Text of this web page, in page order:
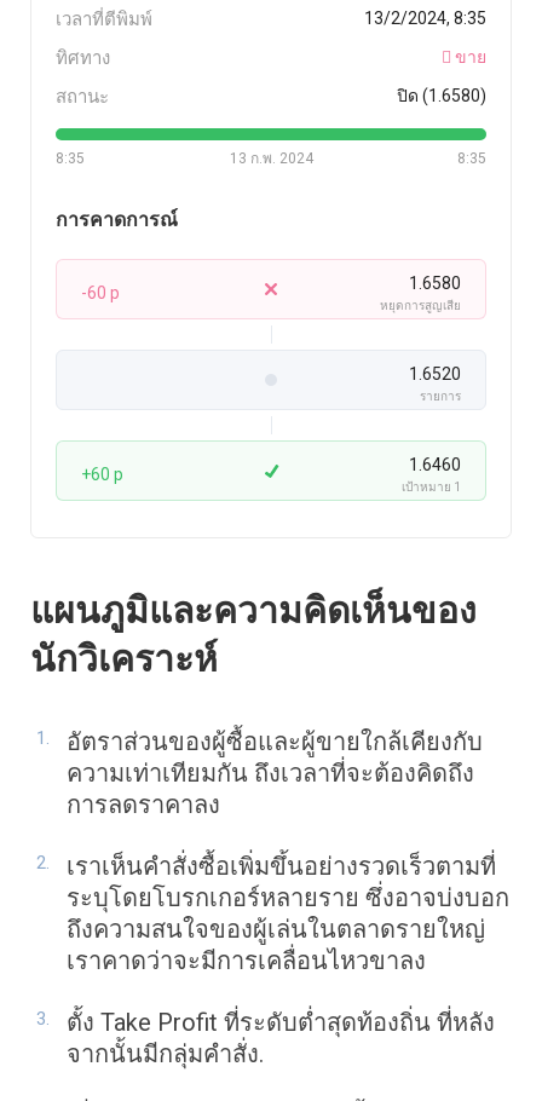
เวลาที่ตีพิมพ์ 13/2/2024, 8:35
ทิศทาง ขาย
สถานะ ปิด (1.6580)
8:35 8:35
13 ก.พ. 2024
การคาดการณ์
-60 p 1.6580
หยุดการสูญเสีย
1.6520
รายการ
+60 p 1.6460
เป้าหมาย 1
แผนภูมิและความคิดเห็นของ
นักวิเคราะห์
อัตราส่วนของผู้ซื้อและผู้ขายใกล้เคียงกับ
ความเท่าเทียมกัน ถึงเวลาที่จะต้องคิดถึง
การลดราคาลง
เราเห็นคำสั่งซื้อเพิ่มขึ้นอย่างรวดเร็วตามที่
ระบุโดยโบรกเกอร์หลายราย ซึ่งอาจบ่งบอก
ถึงความสนใจของผู้เล่นในตลาดรายใหญ่
เราคาดว่าจะมีการเคลื่อนไหวขาลง
ตั้ง Take Profit ที่ระดับต่ำสุดท้องถิ่น ที่หลัง
จากนั้นมีกลุ่มคำสั่ง.